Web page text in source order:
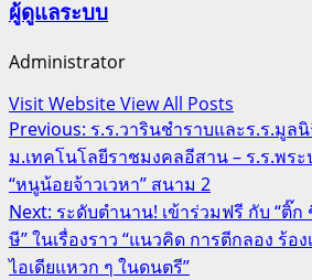
ผู้ดูแลระบบ
Administrator
Visit WebsiteView All Posts
Post
navigation
Previous: ร.ร.วารินชำราบและร.ร.มูล
ม.เทคโนโลยีราชมงคลอีสาน – ร.ร.พร
“หนูน้อยจ้าวเวหา” สนาม 2
Next: ระดับตำนาน! เข้าร่วมฟรี กับ “ติ๊
ษี” ในเรื่องราว “แนวคิด การตีกลอง ร้อ
ไอเดียแหวก ๆ ในดนตรี”